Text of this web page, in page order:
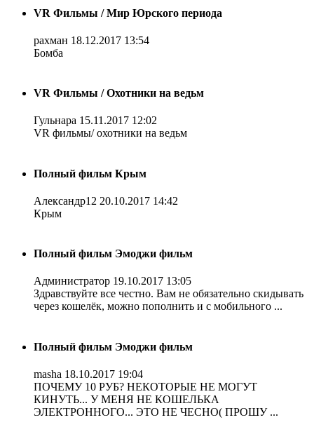
VR Фильмы / Мир Юрского периода
рахман 18.12.2017 13:54
Бомба
VR Фильмы / Охотники на ведьм
Гульнара 15.11.2017 12:02
VR фильмы/ охотники на ведьм
Полный фильм Крым
Александр12 20.10.2017 14:42
Крым
Полный фильм Эмоджи фильм
Администратор 19.10.2017 13:05
Здравствуйте все честно. Вам не обязательно скидывать
через кошелёк, можно пополнить и с мобильного ...
Полный фильм Эмоджи фильм
masha 18.10.2017 19:04
ПОЧЕМУ 10 РУБ? НЕКОТОРЫЕ НЕ МОГУТ
КИНУТЬ... У МЕНЯ НЕ КОШЕЛЬКА
ЭЛЕКТРОННОГО... ЭТО НЕ ЧЕСНО( ПРОШУ ...